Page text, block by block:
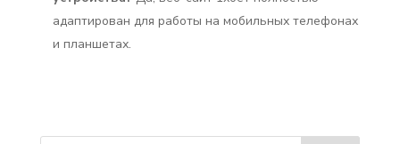
адаптирован для работы на мобильных телефонах
и планшетах.